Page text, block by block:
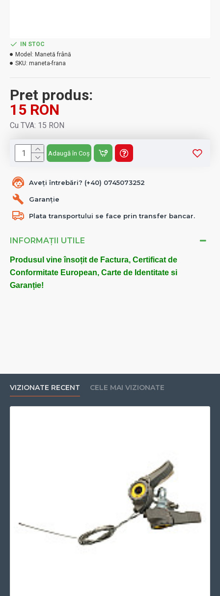
Aveți întrebări? (+40) 0745073252
Garanție
Plata transportului se face prin transfer bancar.
INFORMAȚII UTILE
Produsul vine însoțit de Factura, Certificat de
Conformitate European, Carte de Identitate si
Garanție!
Pret produs:
15 RON
Cu TVA: 15 RON
IN STOC
Model: Manetă frână
SKU: maneta-frana
Adaugă în Coș
VIZIONATE RECENT CELE MAI VIZIONATE